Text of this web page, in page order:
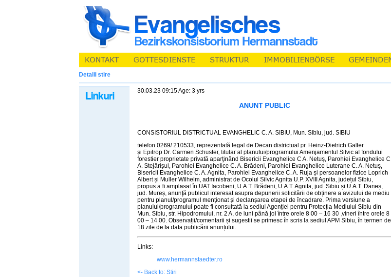
Detalii stire
30.03.23 09:15 Age: 3 yrs
ANUNT PUBLIC
CONSISTORIUL DISTRICTUAL EVANGHELIC C. A. SIBIU, Mun. Sibiu, jud. SIBIU
telefon 0269/ 210533, reprezentată legal de Decan districtual pr. Heinz-Dietrich Galter
și Epitrop Dr. Carmen Schuster, titular al planului/programului Amenjamentul Silvic al fondului
forestier proprietate privată aparţinând Bisericii Evanghelice C A. Netuș, Parohiei Evanghelice C
A. Stejărișul, Parohiei Evanghelice C. A. Brădeni, Parohiei Evanghelice Luterane C. A. Netuș,
Bisericii Evanghelice C. A. Agnita, Parohiei Evanghelice C. A. Ruja și persoanelor fizice Loprich
Albert și Muller Wilhelm, administrat de Ocolul Silvic Agnita U.P. XVIII Agnita, județul Sibiu,
propus a fi amplasat în UAT Iacobeni, U.A.T. Brădeni, U.A.T. Agnita, jud. Sibiu și U.A.T. Daneș,
jud. Mureș, anunţă publicul interesat asupra depunerii solicitării de obținere a avizului de mediu
pentru planul/programul menționat și declanșarea etapei de încadrare. Prima versiune a
planului/programului poate fi consultată la sediul Agenției pentru Protecția Mediului Sibiu din
Mun. Sibiu, str. Hipodromului, nr. 2 A, de luni până joi între orele 8 00 – 16 30 ,vineri între orele 8
00 – 14 00. Observații/comentarii și sugestii se primesc în scris la sediul APM Sibiu, în termen de
18 zile de la data publicării anunțului.
Links:
www.hermannstaedter.ro
<- Back to: Stiri